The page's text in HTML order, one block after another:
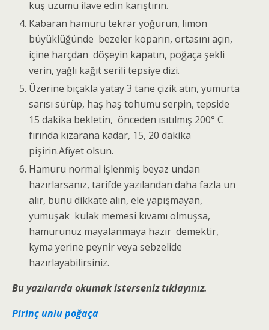
kuş üzümü ilave edin karıştırın.
Kabaran hamuru tekrar yoğurun, limon
büyüklüğünde bezeler koparın, ortasını açın,
içine harçdan döşeyin kapatın, poğaça şekli
verin, yağlı kağıt serili tepsiye dizi.
Üzerine bıçakla yatay 3 tane çizik atın, yumurta
sarısı sürüp, haş haş tohumu serpin, tepside
15 dakika bekletin, önceden ısıtılmış 200° C
fırında kızarana kadar, 15, 20 dakika
pişirin.Afiyet olsun.
Hamuru normal işlenmiş beyaz undan
hazırlarsanız, tarifde yazılandan daha fazla un
alır, bunu dikkate alın, ele yapışmayan,
yumuşak kulak memesi kıvamı olmuşsa,
hamurunuz mayalanmaya hazır demektir,
kyma yerine peynir veya sebzelide
hazırlayabilirsiniz.
Bu yazılarıda okumak isterseniz tıklayınız.
Pirinç unlu poğaça